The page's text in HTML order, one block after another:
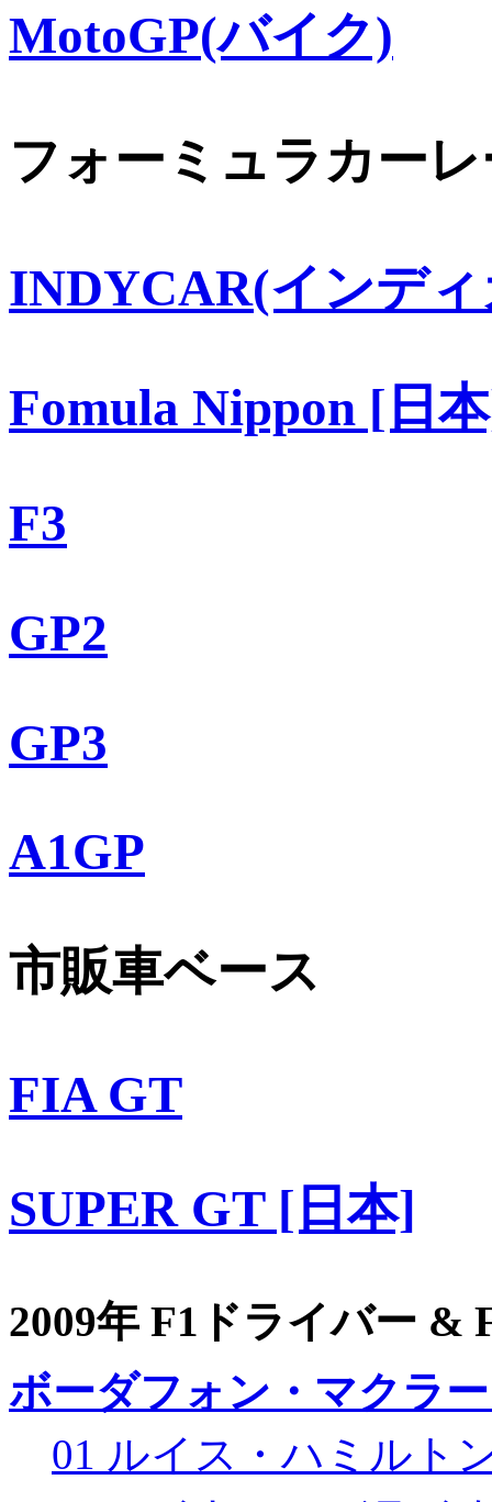
MotoGP(バイク)
フォーミュラカー
INDYCAR(インデ
Fomula Nippon [日
F3
GP2
GP3
A1GP
市販車ベース
FIA GT
SUPER GT [日本]
2009年 F1ドライバー &
ボーダフォン・マクラ
01 ルイス・ハミルト